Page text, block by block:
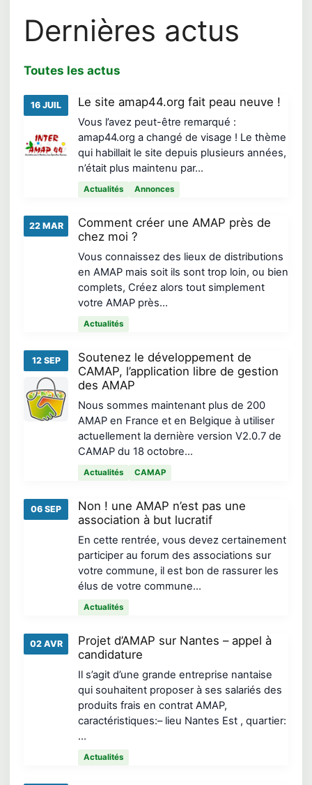
Dernières actus
Toutes les actus
16 JUIL Le site amap44.org fait peau neuve !
Vous l’avez peut-être remarqué :
amap44.org a changé de visage ! Le thème
qui habillait le site depuis plusieurs années,
n’était plus maintenu par…
Actualités Annonces
22 MAR
Comment créer une AMAP près de
chez moi ?
Vous connaissez des lieux de distributions
en AMAP mais soit ils sont trop loin, ou bien
complets, Créez alors tout simplement
votre AMAP près…
Actualités
12 SEP
Soutenez le développement de
CAMAP, l’application libre de gestion
des AMAP
Nous sommes maintenant plus de 200
AMAP en France et en Belgique à utiliser
actuellement la dernière version V2.0.7 de
CAMAP du 18 octobre…
Actualités CAMAP
06 SEP
Non ! une AMAP n’est pas une
association à but lucratif
En cette rentrée, vous devez certainement
participer au forum des associations sur
votre commune, il est bon de rassurer les
élus de votre commune…
Actualités
02 AVR
Projet d’AMAP sur Nantes – appel à
candidature
Il s’agit d’une grande entreprise nantaise
qui souhaitent proposer à ses salariés des
produits frais en contrat AMAP,
caractéristiques:– lieu Nantes Est , quartier:
…
Actualités